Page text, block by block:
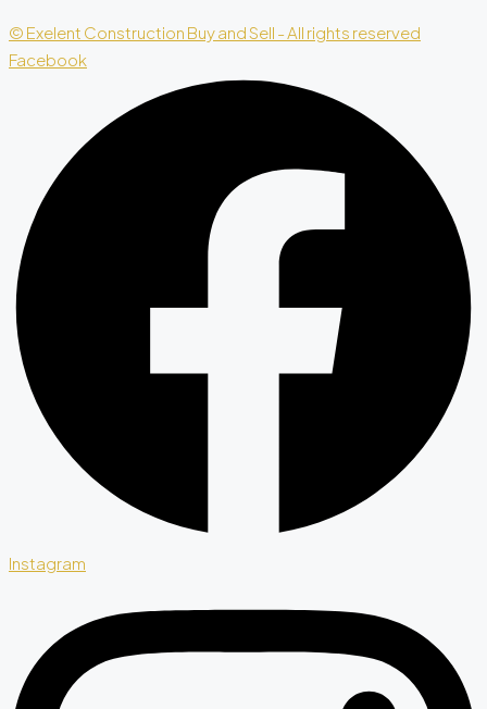
© Exelent Construction Buy and Sell - All rights reserved
Facebook
Instagram